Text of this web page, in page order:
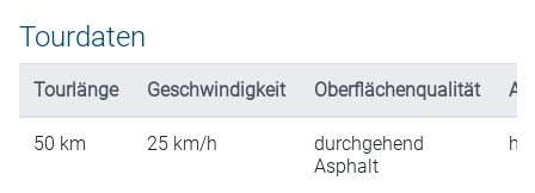
Tourdaten
Tourlänge Geschwindigkeit Oberflächenqualität
50 km 25 km/h
durchgehend
Asphalt